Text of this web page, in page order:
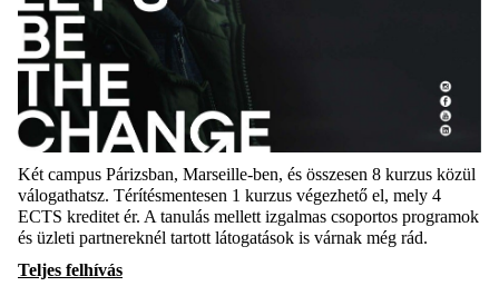
Két campus Párizsban, Marseille-ben, és összesen 8 kurzus közül
válogathatsz. Térítésmentesen 1 kurzus végezhető el, mely 4
ECTS kreditet ér. A tanulás mellett izgalmas csoportos programok
és üzleti partnereknél tartott látogatások is várnak még rád.
Teljes felhívás